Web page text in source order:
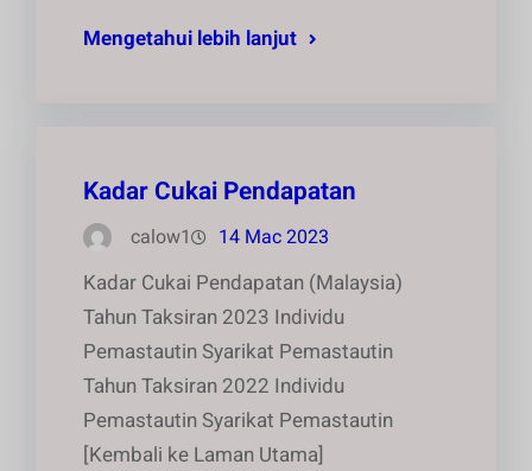
Mengetahui lebih lanjut
Kadar Cukai Pendapatan
calow1 14 Mac 2023
Kadar Cukai Pendapatan (Malaysia)
Tahun Taksiran 2023 Individu
Pemastautin Syarikat Pemastautin
Tahun Taksiran 2022 Individu
Pemastautin Syarikat Pemastautin
[Kembali ke Laman Utama]